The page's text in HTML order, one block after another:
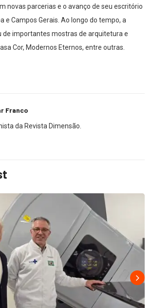
novas parcerias e o avanço de seu escritório
e Campos Gerais. Ao longo do tempo, a
de importantes mostras de arquitetura e
Cor, Modernos Eternos, entre outras.
Franco
da Revista Dimensão.